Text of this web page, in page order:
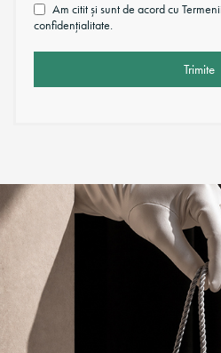
Am citit și sunt de acord cu
confidențialitate.
Trimite